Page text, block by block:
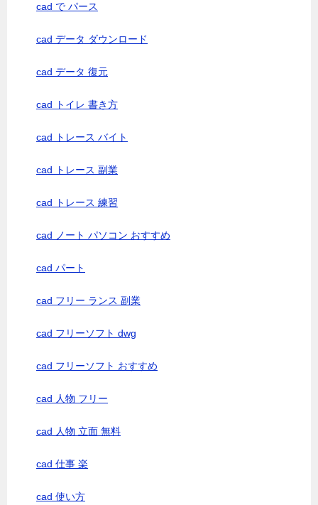
cad で パース
cad データ ダウンロード
cad データ 復元
cad トイレ 書き方
cad トレース バイト
cad トレース 副業
cad トレース 練習
cad ノート パソコン おすすめ
cad パート
cad フリー ランス 副業
cad フリーソフト dwg
cad フリーソフト おすすめ
cad 人物 フリー
cad 人物 立面 無料
cad 仕事 楽
cad 使い方